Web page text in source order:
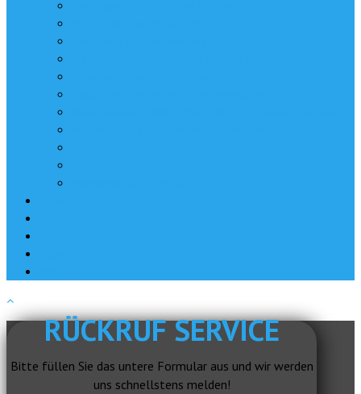
RÜCKRUF SERVICE
Bitte füllen Sie das untere Formular aus und wir werden
uns schnellstens melden!